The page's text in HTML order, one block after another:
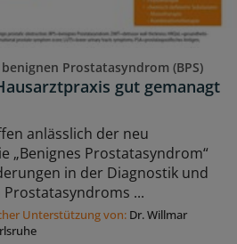
Prostatasyndrom (BPS)
gut gemanagt
anlässlich der neu
„Benignes Prostatasyndrom“
in der Diagnostik und
...
Unterstützung von: Dr. Willmar